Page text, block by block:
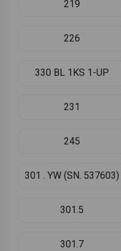
219
226
330 BL 1KS 1-UP
231
245
301 . YW (SN. 537603)
301.5
301.7